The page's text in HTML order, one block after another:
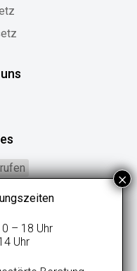
– 18 Uhr
Uhr